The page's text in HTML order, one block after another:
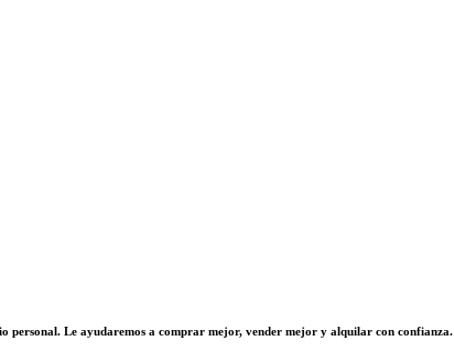
personal. Le ayudaremos a comprar mejor, vender mejor y alquilar con confianza.